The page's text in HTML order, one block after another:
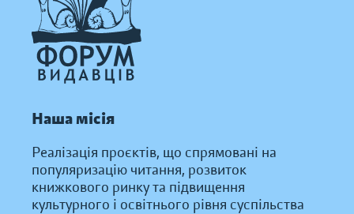
Наша місія
Реалізація проєктів, що спрямовані на
популяризацію читання, розвиток
книжкового ринку та підвищення
культурного і освітнього рівня суспільства